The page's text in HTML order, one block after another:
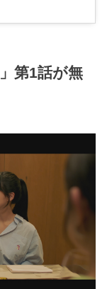
第1話が無